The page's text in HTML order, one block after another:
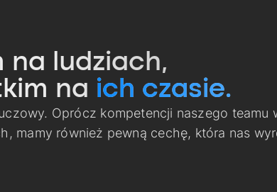
na ludziach,
na ich czasie.
Oprócz kompetencji naszego teamu
mamy również pewną cechę, która nas